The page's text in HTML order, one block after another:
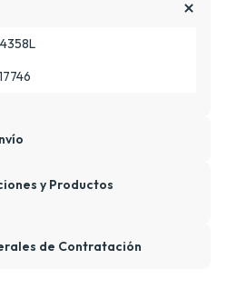
y Productos
de Contratación